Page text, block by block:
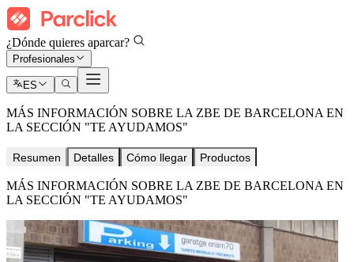
¿Dónde quieres aparcar?
Profesionales
ES
MÁS INFORMACIÓN SOBRE LA ZBE DE BARCELONA EN
LA SECCIÓN "TE AYUDAMOS"
Resumen Detalles Cómo llegar Productos
MÁS INFORMACIÓN SOBRE LA ZBE DE BARCELONA EN
LA SECCIÓN "TE AYUDAMOS"